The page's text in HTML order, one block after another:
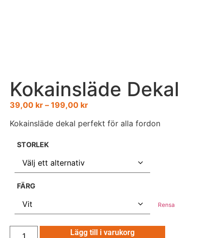
Kokainsläde Dekal
39,00 kr – 199,00 kr
Kokainsläde dekal perfekt för alla fordon
STORLEK
FÄRG
Rensa
Lägg till i varukorg